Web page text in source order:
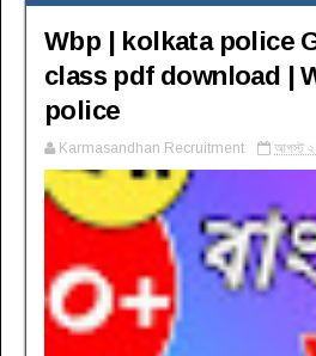
Wbp | kolkata police
class pdf download |
police
Karmasandhan Recruitment আগস্ট